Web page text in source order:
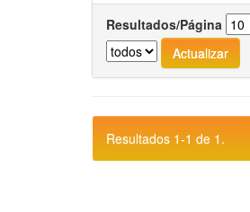
Resultados/Página
Resultados 1-1 de 1.